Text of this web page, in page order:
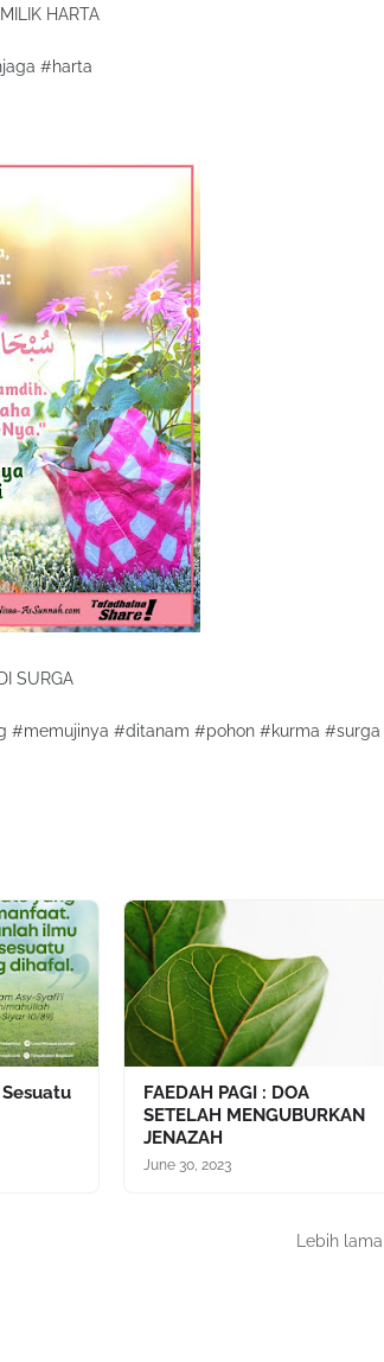
HARTA
#harta
SURGA
#memujinya #ditanam #pohon #kurma #surga
FAEDAH PAGI : DOA
SETELAH MENGUBURKAN
JENAZAH
June 30, 2023
Lebih lama